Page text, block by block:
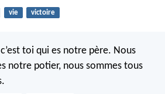
vie victoire
toi qui es notre père. Nous
notre potier, nous sommes tous